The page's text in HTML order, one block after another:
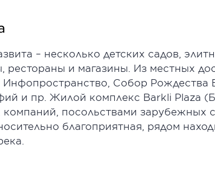
– несколько детских садов,
и магазины. Из местных
Собор Рождества
и пр. Жилой комплекс Barkli Plaza
посольствами
благоприятная, рядом